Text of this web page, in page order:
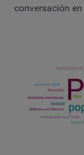
conversación